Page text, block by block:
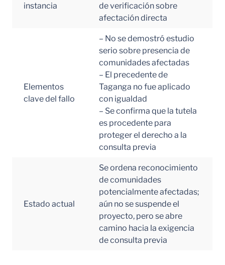
instancia
de verificación sobre
afectación directa
Elementos
clave del fallo
– No se demostró estudio
serio sobre presencia de
comunidades afectadas
– El precedente de
Taganga no fue aplicado
con igualdad
– Se confirma que la tutela
es procedente para
proteger el derecho a la
consulta previa
Estado actual
Se ordena reconocimiento
de comunidades
potencialmente afectadas;
aún no se suspende el
proyecto, pero se abre
camino hacia la exigencia
de consulta previa